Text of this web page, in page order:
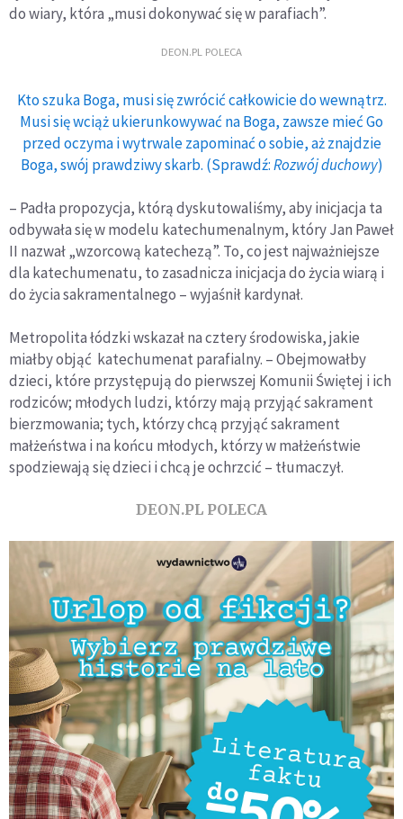
do wiary, która „musi dokonywać się w parafiach”.
DEON.PL POLECA
Kto szuka Boga, musi się zwrócić całkowicie do wewnątrz.
Musi się wciąż ukierunkowywać na Boga, zawsze mieć Go
przed oczyma i wytrwale zapominać o sobie, aż znajdzie
Boga, swój prawdziwy skarb. (Sprawdź:Rozwój duchowy)
– Padła propozycja, którą dyskutowaliśmy, aby inicjacja ta
odbywała się w modelu katechumenalnym, który Jan Paweł
II nazwał „wzorcową katechezą”. To, co jest najważniejsze
dla katechumenatu, to zasadnicza inicjacja do życia wiarą i
do życia sakramentalnego – wyjaśnił kardynał.
Metropolita łódzki wskazał na cztery środowiska, jakie
miałby objąć katechumenat parafialny. – Obejmowałby
dzieci, które przystępują do pierwszej Komunii Świętej i ich
rodziców; młodych ludzi, którzy mają przyjąć sakrament
bierzmowania; tych, którzy chcą przyjąć sakrament
małżeństwa i na końcu młodych, którzy w małżeństwie
spodziewają się dzieci i chcą je ochrzcić – tłumaczył.
DEON.PL POLECA